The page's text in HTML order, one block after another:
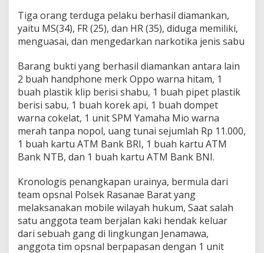
Tiga orang terduga pelaku berhasil diamankan,
yaitu MS(34), FR (25), dan HR (35), diduga memiliki,
menguasai, dan mengedarkan narkotika jenis sabu
Barang bukti yang berhasil diamankan antara lain
2 buah handphone merk Oppo warna hitam, 1
buah plastik klip berisi shabu, 1 buah pipet plastik
berisi sabu, 1 buah korek api, 1 buah dompet
warna cokelat, 1 unit SPM Yamaha Mio warna
merah tanpa nopol, uang tunai sejumlah Rp 11.000,
1 buah kartu ATM Bank BRI, 1 buah kartu ATM
Bank NTB, dan 1 buah kartu ATM Bank BNI.
Kronologis penangkapan urainya, bermula dari
team opsnal Polsek Rasanae Barat yang
melaksanakan mobile wilayah hukum, Saat salah
satu anggota team berjalan kaki hendak keluar
dari sebuah gang di lingkungan Jenamawa,
anggota tim opsnal berpapasan dengan 1 unit